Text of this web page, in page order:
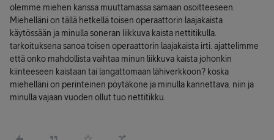
olemme miehen kanssa muuttamassa samaan osoitteeseen.
Miehelläni on tällä hetkellä toisen operaattorin laajakaista
käytössään ja minulla soneran liikkuva kaista nettitikulla.
tarkoituksena sanoa toisen operaattorin laajakaista irti. ajattelimme
että onko mahdollista vaihtaa minun liikkuva kaista johonkin
kiinteeseen kaistaan tai langattomaan lähiverkkoon? koska
miehelläni on perinteinen pöytäkone ja minulla kannettava. niin ja
minulla vajaan vuoden ollut tuo nettitikku.